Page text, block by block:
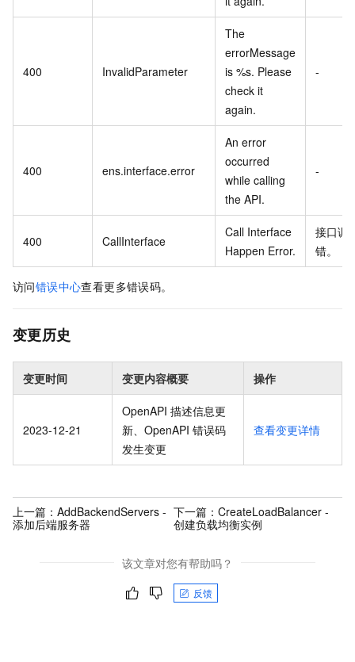
400 InvalidParameter
The
errorMessage
is %s. Please
check it
again.
-
400 ens.interface.error
An error
occurred
while calling
the API.
-
400 CallInterface
Call Interface
Happen Error.
接口调
错。
访问错误中心查看更多错误码。
变更历史
变更时间 变更内容概要 操作
2023-12-21
OpenAPI 描述信息更
新、OpenAPI 错误码
发生变更
查看变更详情
上一篇： AddBackendServers -
添加后端服务器
下一篇： CreateLoadBalancer -
创建负载均衡实例
该文章对您有帮助吗？
反馈